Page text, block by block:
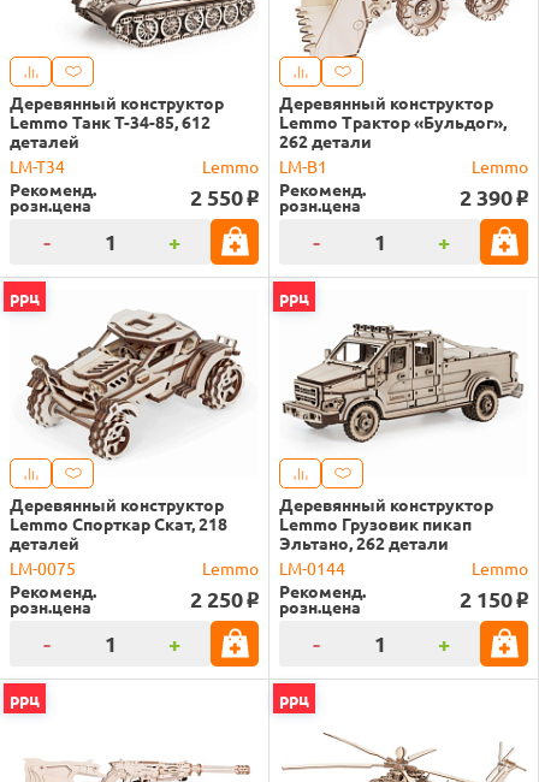
Деревянный конструктор
Lemmo Танк Т-34-85, 612
деталей
LM-T34
Lemmo
Рекоменд.
розн.цена 2 550 o
- +
Деревянный конструктор
Lemmo Трактор «Бульдог»,
262 детали
LM-B1
Lemmo
Рекоменд.
розн.цена 2 390 o
- +
ррц
Деревянный конструктор
Lemmo Спорткар Скат, 218
деталей
LM-0075
Lemmo
Рекоменд.
розн.цена 2 250 o
- +
ррц
Деревянный конструктор
Lemmo Грузовик пикап
Эльтано, 262 детали
LM-0144
Lemmo
Рекоменд.
розн.цена 2 150 o
- +
ррц ррц